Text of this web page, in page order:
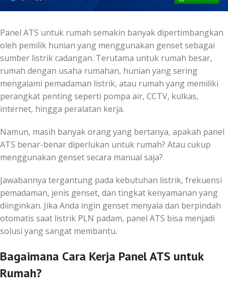
Panel ATS untuk rumah semakin banyak dipertimbangkan
oleh pemilik hunian yang menggunakan genset sebagai
sumber listrik cadangan. Terutama untuk rumah besar,
rumah dengan usaha rumahan, hunian yang sering
mengalami pemadaman listrik, atau rumah yang memiliki
perangkat penting seperti pompa air, CCTV, kulkas,
internet, hingga peralatan kerja.
Namun, masih banyak orang yang bertanya, apakah panel
ATS benar-benar diperlukan untuk rumah? Atau cukup
menggunakan genset secara manual saja?
Jawabannya tergantung pada kebutuhan listrik, frekuensi
pemadaman, jenis genset, dan tingkat kenyamanan yang
diinginkan. Jika Anda ingin genset menyala dan berpindah
otomatis saat listrik PLN padam, panel ATS bisa menjadi
solusi yang sangat membantu.
Bagaimana Cara Kerja Panel ATS untuk
Rumah?